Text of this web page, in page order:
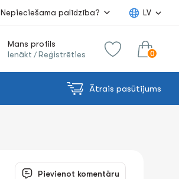
Nepieciešama palīdzība? LV
Mans profils
Ienākt / Reģistrēties 0
Ātrais pasūtījums
Pievienot komentāru